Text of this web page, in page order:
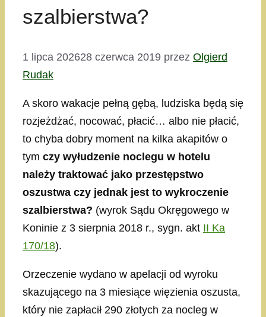
szalbierstwa?
1 lipca 202628 czerwca 2019 przez Olgierd
Rudak
A skoro wakacje pełną gębą, ludziska będą się
rozjeżdżać, nocować, płacić… albo nie płacić,
to chyba dobry moment na kilka akapitów o
tym czy wyłudzenie noclegu w hotelu
należy traktować jako przestępstwo
oszustwa czy jednak jest to wykroczenie
szalbierstwa? (wyrok Sądu Okręgowego w
Koninie z 3 sierpnia 2018 r., sygn. akt II Ka
170/18).
Orzeczenie wydano w apelacji od wyroku
skazującego na 3 miesiące więzienia oszusta,
który nie zapłacił 290 złotych za nocleg w